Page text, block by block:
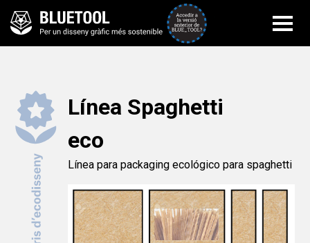
Accedir a la
Línea Spaghetti
eco
Línea para packaging ecológico para spaghetti